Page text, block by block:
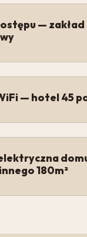
— zakład
— hotel 45
180m²